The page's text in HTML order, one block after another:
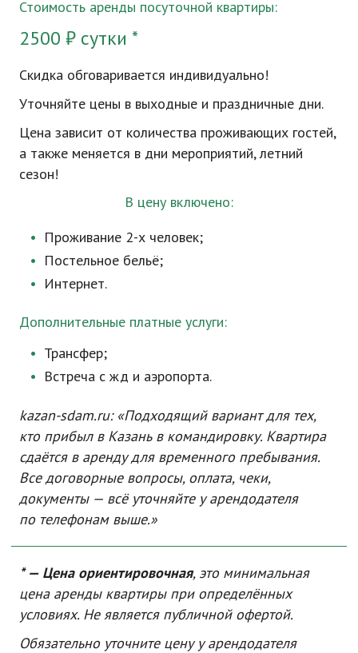
Стоимость аренды посуточной квартиры:
2500 ₽ сутки *
Скидка обговаривается индивидуально!
Уточняйте цены в выходные и праздничные дни.
Цена зависит от количества проживающих гостей,
а также меняется в дни мероприятий, летний
сезон!
В цену включено:
Проживание 2-хчеловек;
Постельное бельё;
Интернет.
Дополнительные платные услуги:
Трансфер;
Встреча с жд и аэропорта.
kazan-sdam.ru: «Подходящий вариант для тех,
кто прибыл в Казань в командировку. Квартира
сдаётся в аренду для временного пребывания.
Все договорные вопросы, оплата, чеки,
документы — всё уточняйте у арендодателя
по телефонам выше.»
* — Цена ориентировочная, это минимальная
цена аренды квартиры при определённых
условиях. Не является публичной офертой.
Обязательно уточните цену у арендодателя